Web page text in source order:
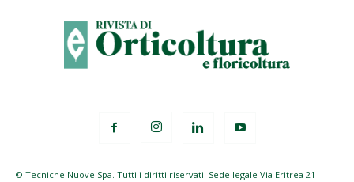
© Tecniche Nuove Spa. Tutti i diritti riservati. Sede legale Via Eritrea 21 -